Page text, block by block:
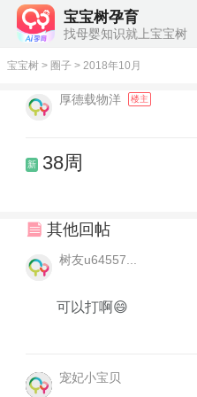
宝宝树孕育
找母婴知识就上宝宝树
宝宝树 > 圈子 > 2018年10月
厚德载物洋 楼主
新 38周
其他回帖
树友u64557...
可以打啊😄
宠妃小宝贝